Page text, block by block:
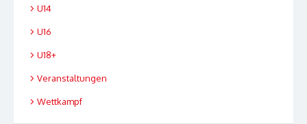
U14
U16
U18+
Veranstaltungen
Wettkampf